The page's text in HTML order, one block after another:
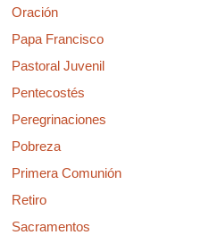
Oración
Papa Francisco
Pastoral Juvenil
Pentecostés
Peregrinaciones
Pobreza
Primera Comunión
Retiro
Sacramentos